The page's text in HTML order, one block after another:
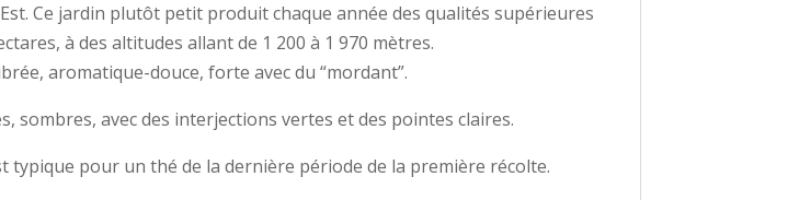
Ce jardin plutôt petit produit chaque année des qualités supérieures
à des altitudes allant de 1 200 à 1 970 mètres.
aromatique-douce, forte avec du “mordant”.
sombres, avec des interjections vertes et des pointes claires.
typique pour un thé de la dernière période de la première récolte.